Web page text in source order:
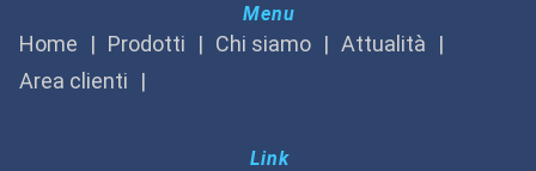
Menu
Home Prodotti Chi siamo
Attualità
Area clienti
Link